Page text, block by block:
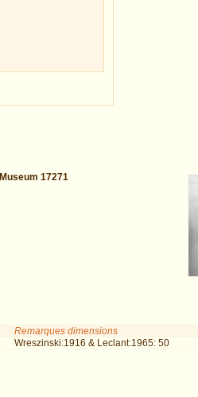
17271
Remarques dimensions
Wreszinski:1916 & Leclant:1965: 50